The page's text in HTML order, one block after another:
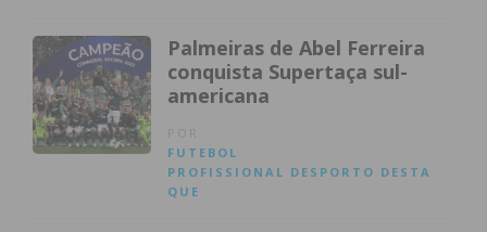
Palmeiras de Abel Ferreira
conquista Supertaça sul-
americana
FUTEBOL
PROFISSIONAL DESPORTO DESTA
QUE